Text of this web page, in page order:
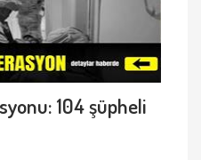
104 şüpheli